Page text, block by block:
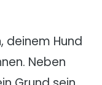
deinem Hund
Neben